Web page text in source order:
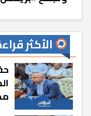
الأكثر